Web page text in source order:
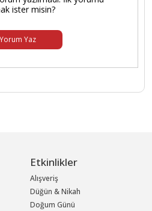
ister misin?
Yorum Yaz
Etkinlikler
Alışveriş
Düğün & Nikah
Doğum Günü